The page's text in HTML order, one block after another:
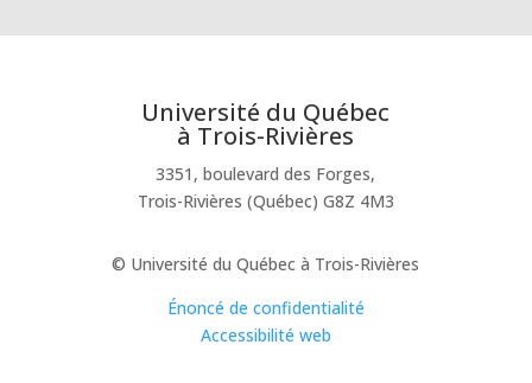
Université du Québec
à Trois-Rivières
3351, boulevard des Forges,
Trois-Rivières (Québec) G8Z 4M3
© Université du Québec à Trois-Rivières
Énoncé de confidentialité
Accessibilité web